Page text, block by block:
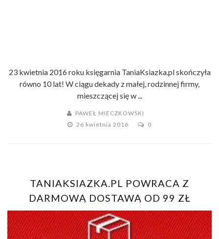
23 kwietnia 2016 roku księgarnia TaniaKsiazka.pl skończyła
równo 10 lat! W ciągu dekady z małej, rodzinnej firmy,
mieszczącej się w ...
PAWEŁ MIECZKOWSKI
26 kwietnia 2016
0
TANIAKSIAZKA.PL POWRACA Z
DARMOWĄ DOSTAWĄ OD 99 ZŁ